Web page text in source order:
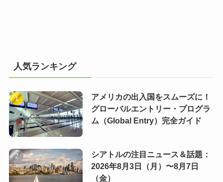
人気ランキング
アメリカの出入国をスムーズに！
グローバルエントリー・プログラ
ム（Global Entry）完全ガイド
シアトルの注目ニュース＆話題：
2026年8月3日（月）〜8月7日
（金）